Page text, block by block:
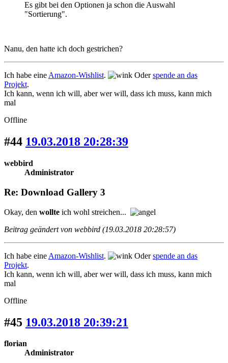
Es gibt bei den Optionen ja schon die Auswahl
"Sortierung".
Nanu, den hatte ich doch gestrichen?
Ich habe eine Amazon-Wishlist. Oderspende an das
Projekt.
Ich kann, wenn ich will, aber wer will, dass ich muss, kann mich
mal
Offline
#44 19.03.2018 20:28:39
webbird
Administrator
Re: Download Gallery 3
Okay, den wollte ich wohl streichen...
Beitrag geändert von webbird (19.03.2018 20:28:57)
Ich habe eine Amazon-Wishlist. Oderspende an das
Projekt.
Ich kann, wenn ich will, aber wer will, dass ich muss, kann mich
mal
Offline
#45 19.03.2018 20:39:21
florian
Administrator